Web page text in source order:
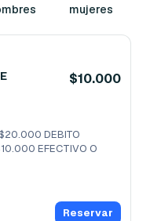
mujeres
$10.000
DEBITO
EFECTIVO O
Reservar